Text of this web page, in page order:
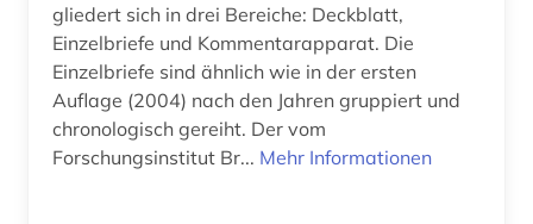
gliedert sich in drei Bereiche: Deckblatt,
Einzelbriefe und Kommentarapparat. Die
Einzelbriefe sind ähnlich wie in der ersten
Auflage (2004) nach den Jahren gruppiert und
chronologisch gereiht. Der vom
Forschungsinstitut Br... Mehr Informationen